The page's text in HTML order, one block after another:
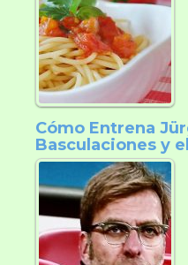
Cómo Entrena
Basculaciones y